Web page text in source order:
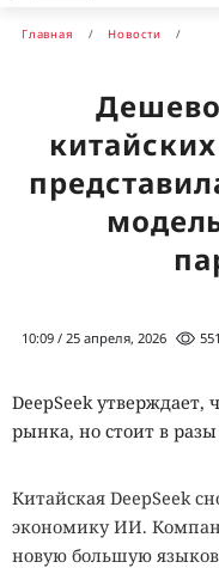
Главная Новости
10:09 / 25 апреля, 2026
DeepSeek утверждает,
рынка, но стоит в
Китайская DeepSeek
экономику ИИ.
новую большую